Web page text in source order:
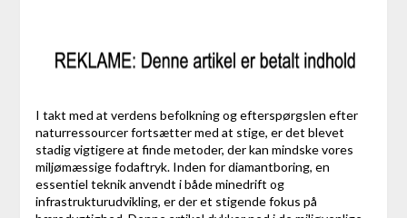
I takt med at verdens befolkning og efterspørgslen efter
naturressourcer fortsætter med at stige, er det blevet
stadig vigtigere at finde metoder, der kan mindske vores
miljømæssige fodaftryk. Inden for diamantboring, en
essentiel teknik anvendt i både minedrift og
infrastrukturudvikling, er der et stigende fokus på